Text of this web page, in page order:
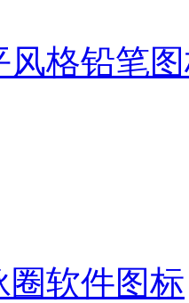
风格铅笔
圈软件图标